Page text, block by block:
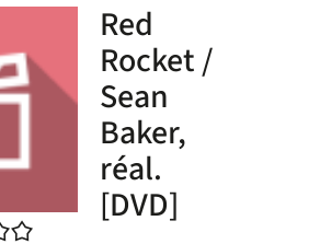
Red
Rocket /
Sean
Baker,
réal.
[DVD]